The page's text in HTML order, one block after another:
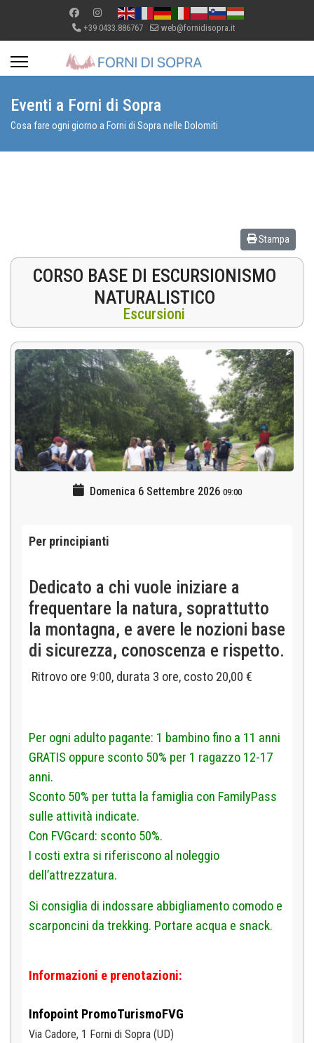
+39 0433.886767 web@fornidisopra.it
Eventi a Forni di Sopra
Cosa fare ogni giorno a Forni di Sopra nelle Dolomiti
Stampa
CORSO BASE DI ESCURSIONISMO
NATURALISTICO
Escursioni
Domenica 6 Settembre 2026 09:00
Per principianti
Dedicato a chi vuole iniziare a
frequentare la natura, soprattutto
la montagna, e avere le nozioni base
di sicurezza, conoscenza e rispetto.
Ritrovo ore 9:00, durata 3 ore, costo 20,00 €
Per ogni adulto pagante: 1 bambino fino a 11 anni
GRATIS oppure sconto 50% per 1 ragazzo 12-17
anni.
Sconto 50% per tutta la famiglia con FamilyPass
sulle attività indicate.
Con FVGcard: sconto 50%.
I costi extra si riferiscono al noleggio
dell’attrezzatura.
Si consiglia di indossare abbigliamento comodo e
scarponcini da trekking. Portare acqua e snack.
Informazioni e prenotazioni:
Infopoint PromoTurismoFVG
Via Cadore, 1 Forni di Sopra (UD)